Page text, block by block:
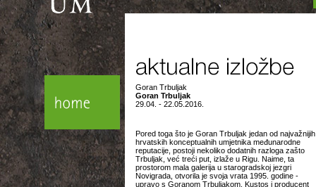
Goran Trbuljak
Goran Trbuljak
29.04. - 22.05.2016.
Pored toga što je Goran Trbuljak jedan od najvažnijih
hrvatskih konceptualnih umjetnika međunarodne
reputacije, postoji nekoliko dodatnih razloga zašto
Trbuljak, već treći put, izlaže u Rigu. Naime, ta
prostorom mala galerija u starogradskoj jezgri
Novigrada, otvorila je svoja vrata 1995. godine -
upravo s Goranom Trbuljakom. Kustos i producent